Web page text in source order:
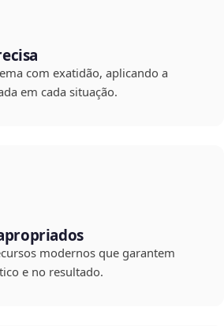
com exatidão, aplicando a
em cada situação.
modernos que garantem
e no resultado.